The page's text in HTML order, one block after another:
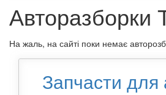
Авторазборки
На жаль, на сайті поки немає
Запчасти для